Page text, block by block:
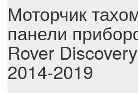
Моторчик
панели
Rover
2014-2019